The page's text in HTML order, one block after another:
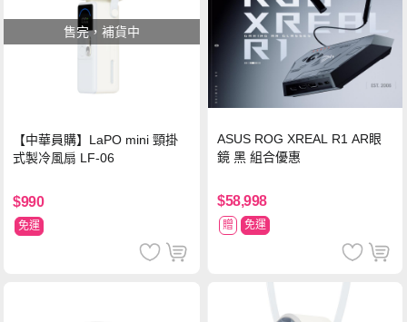
售完，補貨中
【中華員購】LaPO mini 頸掛
式製冷風扇 LF-06
$990
免運
ASUS ROG XREAL R1 AR眼
鏡 黑 組合優惠
$58,998
贈 免運